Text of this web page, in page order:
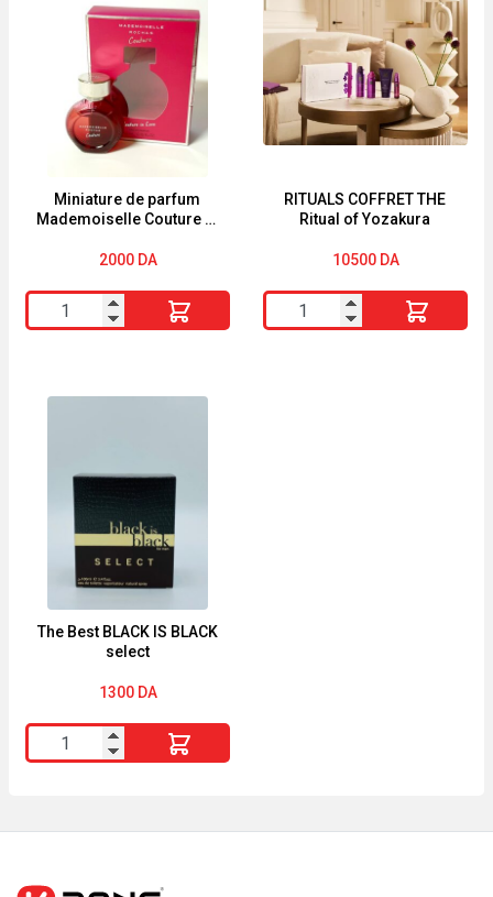
Explorer
Homme-
4.5ml-
BREAK
120ml
Miniature de parfum
Mademoiselle Couture in
2000 DA
quantité
de
Couture
4,5ml
RITUALS COFFRET THE
Ritual of Yozakura
10500 DA
quantité
de
The Best BLACK IS BLACK
select
1300 DA
quantité
de
IS